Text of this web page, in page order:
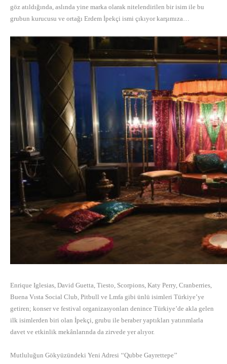
göz atıldığında, aslında yine marka olarak nitelendirilen bir isim ile bu
grubun kurucusu ve ortağı Erdem İpekçi ismi çıkıyor karşımıza…
Enrique Iglesias, David Guetta, Tiesto, Scorpions, Katy Perry, Cranberries,
Buena Vısta Social Club, Pitbull ve Lmfa gibi ünlü isimleri Türkiye’ye
getiren; konser ve festival organizasyonları denince Türkiye’de akla gelen
ilk isimlerden biri olan İpekçi, grubu ile beraber yaptıkları yatırımlarla
davet ve etkinlik mekânlarında da zirvede yer alıyor.
Mutluluğun Gökyüzündeki Yeni Adresi ‘‘Qubbe Gayrettepe’’